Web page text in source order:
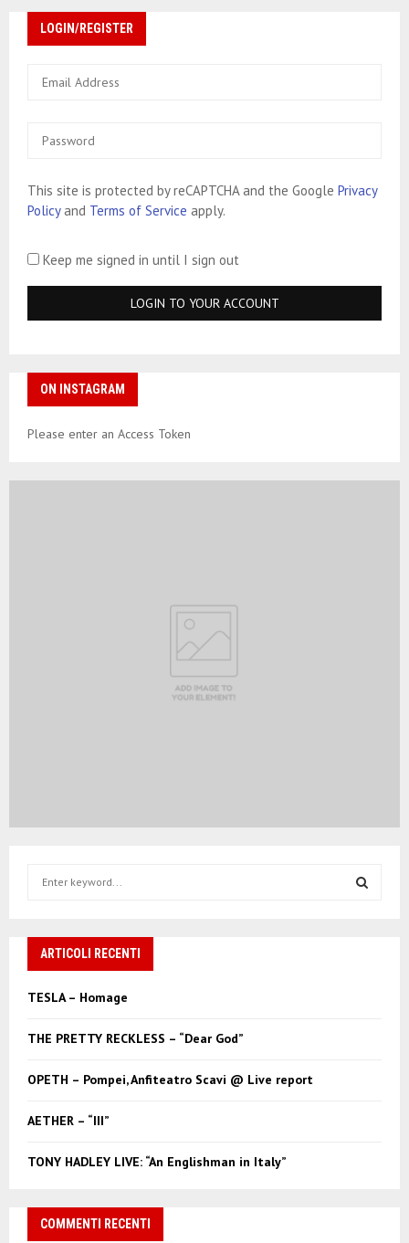
LOGIN/REGISTER
This site is protected by reCAPTCHA and the Google Privacy
Policyand Terms of Service apply.
Keep me signed in until I sign out
ON INSTAGRAM
Please enter an Access Token
h
ARTICOLI RECENTI
TESLA – Homage
THE PRETTY RECKLESS – “Dear God”
OPETH – Pompei, Anfiteatro Scavi @ Live report
AETHER – “III”
TONY HADLEY LIVE: “An Englishman in Italy”
COMMENTI RECENTI